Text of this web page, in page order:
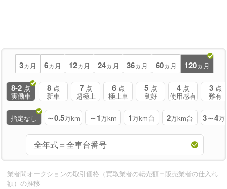
3ヵ月 6ヵ月 12ヵ月 24ヵ月 36ヵ月 60ヵ月 120ヵ月
8-2 点
実働車
8 点
新車
7 点
超極上
6 点
極上車
5 点
良好
4 点
使用感有
3 点
難有
指定なし ～0.5万km ～1万km 1万km台 2万km台 3～4万
業者間オークションの取引価格（買取業者の転売額＝販売業者の仕入れ
額）の推移